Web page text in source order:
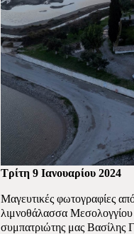
Τρίτη 9 Ιανουαρίου 2024
Μαγευτικές φωτογραφίες
λιμνοθάλασσα
συμπατριώτης μας Βασίλης